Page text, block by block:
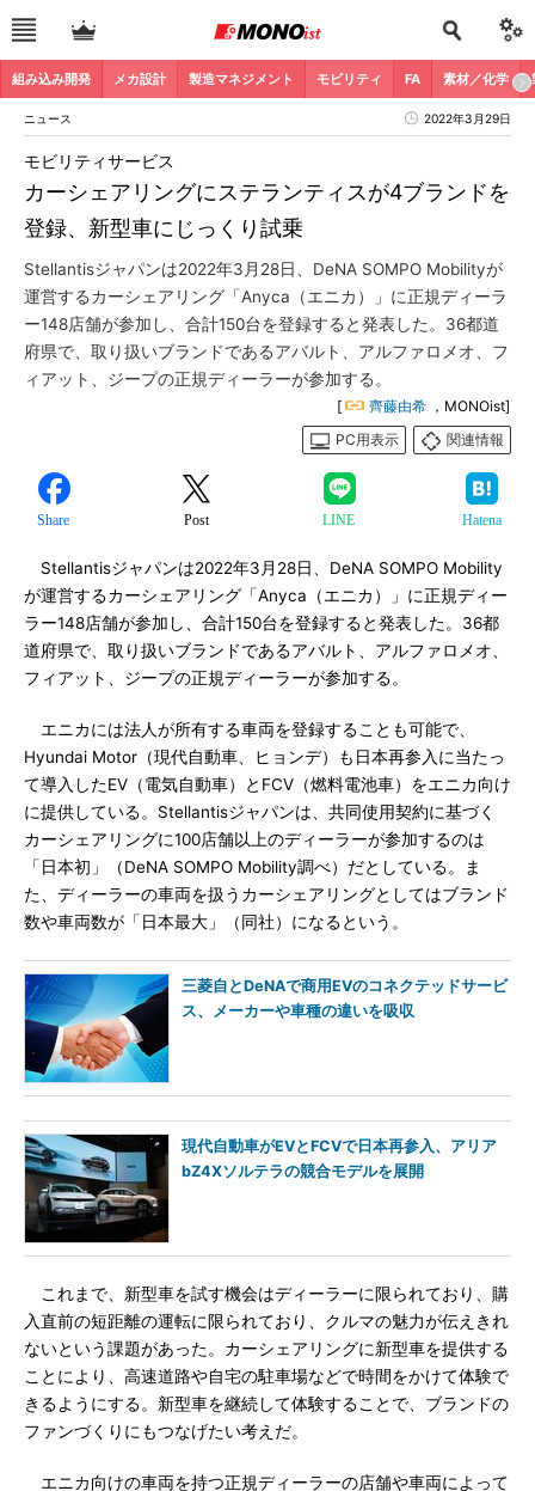
組み込み開発 メカ設計 製造マネジメント モビリティ FA 素材／化学
ニュース 2022年3月29日
カーシェアリングにステランティスが4ブランドを
登録、新型車にじっくり試乗
モビリティサービス
Stellantisジャパンは2022年3月28日、DeNA SOMPO Mobilityが
運営するカーシェアリング「Anyca（エニカ）」に正規ディーラ
ー148店舗が参加し、合計150台を登録すると発表した。36都道
府県で、取り扱いブランドであるアバルト、アルファロメオ、フ
ィアット、ジープの正規ディーラーが参加する。
[ 齊藤由希 ，MONOist]
PC用表示
関連情報
Share Post LINE Hatena
Stellantisジャパンは2022年3月28日、DeNA SOMPO Mobility
が運営するカーシェアリング「Anyca（エニカ）」に正規ディー
ラー148店舗が参加し、合計150台を登録すると発表した。36都
道府県で、取り扱いブランドであるアバルト、アルファロメオ、
フィアット、ジープの正規ディーラーが参加する。
エニカには法人が所有する車両を登録することも可能で、
Hyundai Motor（現代自動車、ヒョンデ）も日本再参入に当たっ
て導入したEV（電気自動車）とFCV（燃料電池車）をエニカ向け
に提供している。Stellantisジャパンは、共同使用契約に基づく
カーシェアリングに100店舗以上のディーラーが参加するのは
「日本初」（DeNA SOMPO Mobility調べ）だとしている。ま
た、ディーラーの車両を扱うカーシェアリングとしてはブランド
数や車両数が「日本最大」（同社）になるという。
三菱自とDeNAで商用EVのコネクテッドサービ
ス、メーカーや車種の違いを吸収
現代自動車がEVとFCVで日本再参入、アリア
bZ4Xソルテラの競合モデルを展開
これまで、新型車を試す機会はディーラーに限られており、購
入直前の短距離の運転に限られており、クルマの魅力が伝えきれ
ないという課題があった。カーシェアリングに新型車を提供する
ことにより、高速道路や自宅の駐車場などで時間をかけて体験で
きるようにする。新型車を継続して体験することで、ブランドの
ファンづくりにもつなげたい考えだ。
エニカ向けの車両を持つ正規ディーラーの店舗や車両によって